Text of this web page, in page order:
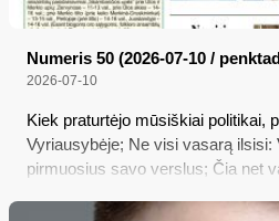
Numeris 50 (2026-07-10 /
2026-07-10
Kiek praturtėjo mūsiškiai politikai,
Vyriausybėje; Ne visi vasarą ilsisi:
pirmuosius savo verslus; Čia net